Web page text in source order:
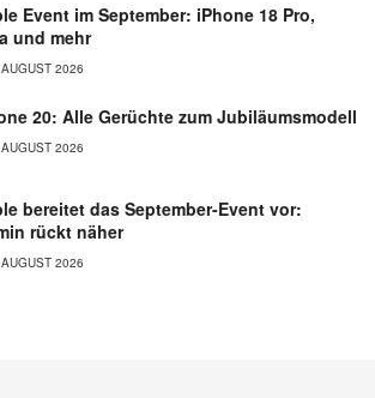
Event im September: iPhone 18 Pro,
und mehr
2026
20: Alle Gerüchte zum Jubiläumsmodell
2026
bereitet das September-Event vor:
rückt näher
2026